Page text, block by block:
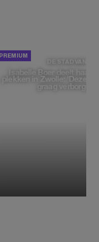
DE STAD VAN
Isabelle Boer deelt haar
plekken in Zwolle: 'Deze
graag verborgen'